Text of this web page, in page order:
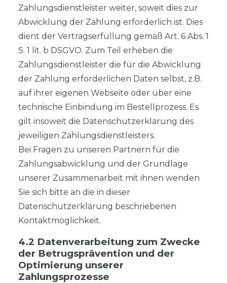
Zahlungsdienstleister weiter, soweit dies zur
Abwicklung der Zahlung erforderlich ist. Dies
dient der Vertragserfüllung gemäß Art. 6 Abs. 1
S. 1 lit. b DSGVO. Zum Teil erheben die
Zahlungsdienstleister die für die Abwicklung
der Zahlung erforderlichen Daten selbst, z.B.
auf ihrer eigenen Webseite oder über eine
technische Einbindung im Bestellprozess. Es
gilt insoweit die Datenschutzerklärung des
jeweiligen Zahlungsdienstleisters.
Bei Fragen zu unseren Partnern für die
Zahlungsabwicklung und der Grundlage
unserer Zusammenarbeit mit ihnen wenden
Sie sich bitte an die in dieser
Datenschutzerklärung beschriebenen
Kontaktmöglichkeit.
4.2 Datenverarbeitung zum Zwecke
der Betrugsprävention und der
Optimierung unserer
Zahlungsprozesse